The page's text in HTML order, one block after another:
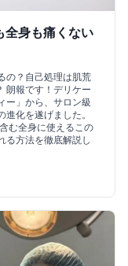
全身も痛くない
の？自己処理は肌荒
朗報です！デリケー
ー」から、サロン級
化を遂げました。
む全身に使えるこの
る方法を徹底解説し